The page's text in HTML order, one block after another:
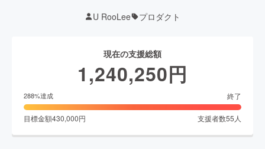
U RooLee プロダクト
現在の支援総額
1,240,250円
288%達成 終了
目標金額430,000円 支援者数55 人